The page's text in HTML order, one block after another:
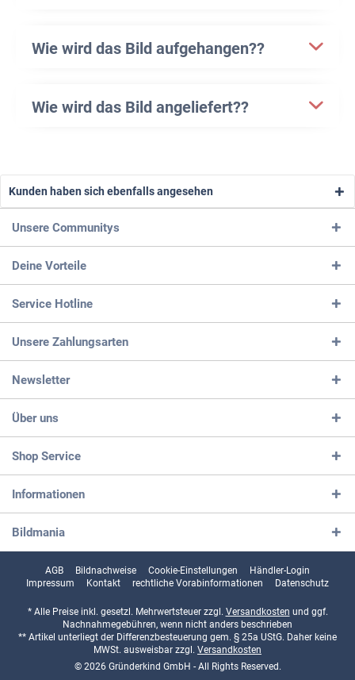
Wie wird das Bild aufgehangen??
Wie wird das Bild angeliefert??
Kunden haben sich ebenfalls angesehen
Unsere Communitys
Deine Vorteile
Service Hotline
Unsere Zahlungsarten
Newsletter
Über uns
Shop Service
Informationen
Bildmania
AGB Bildnachweise Cookie-Einstellungen
Händler-Login
Impressum
Kontakt rechtliche Vorabinformationen Datenschutz
* Alle Preise inkl. gesetzl. Mehrwertsteuer zzgl. Versandkosten und ggf.
Nachnahmegebühren, wenn nicht anders beschrieben
** Artikel unterliegt der Differenzbesteuerung gem. § 25a UStG. Daher keine
MWSt. ausweisbar zzgl. Versandkosten
© 2026 Gründerkind GmbH - All Rights Reserved.